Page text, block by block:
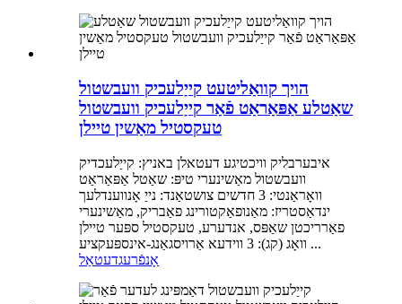
הויך קוואַליטעט קייַלעכיק וועבשטול
שאַטלע אַפּאַראַט פֿאַר קייַלעכיק וועבשטול
טעקסטיל מאַשין טיילן
איבערבליק וויכטיגע דעטאלן באניץ: קייַלעכדיק
וועבשטול מאַשינערי טיפּ: שאַטל אַפּאַראַט
וואָראַנטי: 3 חדשים צושטאַנד: נייַ אָנווענדלעך
ינדאַסטריז: מאַנופאַקטורינג פאַבריק, מאַשינערי
פאַרריכטן שאַפּס, אנדערע, טעקסטיל ספּער טיילן
וואָג (קג): 3 ווידעא אַרויסגאַנג-אינספּעקציע ...
אָנפֿרעגדעטאַל